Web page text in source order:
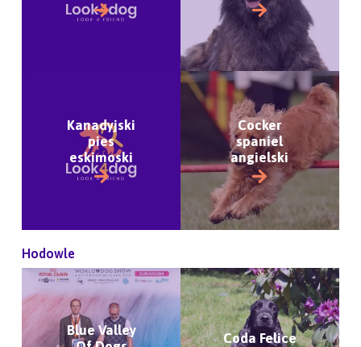
Kanadyjski
pies
eskimoski
Cocker
spaniel
angielski
Hodowle
Blue Valley
Coda Felice